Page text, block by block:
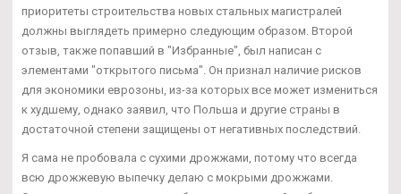
приоритеты строительства новых стальных магистралей
должны выглядеть примерно следующим образом. Второй
отзыв, также попавший в "Избранные", был написан с
элементами "открытого письма". Он признал наличие рисков
для экономики еврозоны, из-за которых все может измениться
к худшему, однако заявил, что Польша и другие страны в
достаточной степени защищены от негативных последствий.
Я сама не пробовала с сухими дрожжами, потому что всегда
всю дрожжевую выпечку делаю с мокрыми дрожжами.